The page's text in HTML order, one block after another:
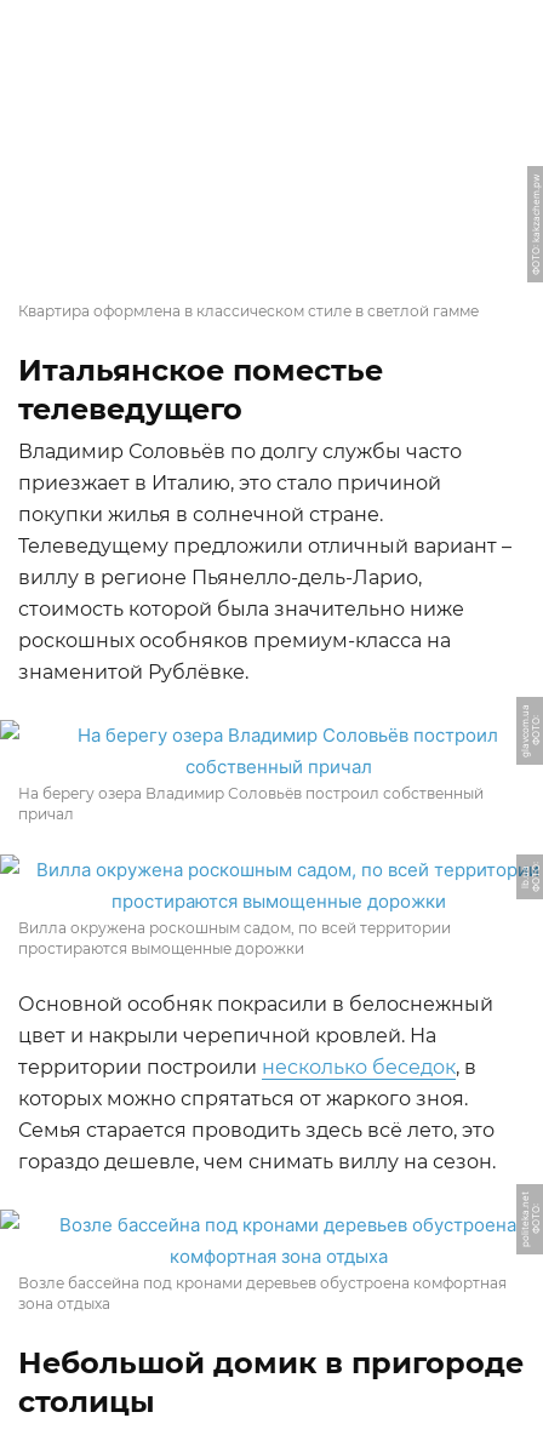
ФОТО: kakzachem.pw
Квартира оформлена в классическом стиле в светлой гамме
Итальянское поместье
телеведущего
Владимир Соловьёв по долгу службы часто
приезжает в Италию, это стало причиной
покупки жилья в солнечной стране.
Телеведущему предложили отличный вариант –
виллу в регионе Пьянелло-дель-Ларио,
стоимость которой была значительно ниже
роскошных особняков премиум-класса на
знаменитой Рублёвке.
Ф
О
Т
О:
gl
a
v
c
o
m.
u
a
На берегу озера Владимир Соловьёв построил собственный
причал
Ф
О
Т
О:
l
b.
u
a
Вилла окружена роскошным садом, по всей территории
простираются вымощенные дорожки
Основной особняк покрасили в белоснежный
цвет и накрыли черепичной кровлей. На
территории построили несколько беседок, в
которых можно спрятаться от жаркого зноя.
Семья старается проводить здесь всё лето, это
гораздо дешевле, чем снимать виллу на сезон.
Ф
О
Т
О:
p
oli
t
e
k
a.
n
e
t
Возле бассейна под кронами деревьев обустроена комфортная
зона отдыха
Небольшой домик в пригороде
столицы